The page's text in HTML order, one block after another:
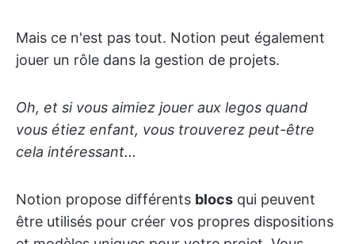
Mais ce n'est pas tout. Notion peut également
jouer un rôle dans la gestion de projets.
Oh, et si vous aimiez jouer aux legos quand
vous étiez enfant, vous trouverez peut-être
cela intéressant...
Notion propose différents blocs qui peuvent
être utilisés pour créer vos propres dispositions